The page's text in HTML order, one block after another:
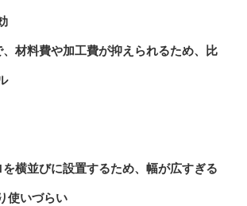
材料費や加工費が抑えられるため、比
横並びに設置するため、幅が広すぎる
使いづらい